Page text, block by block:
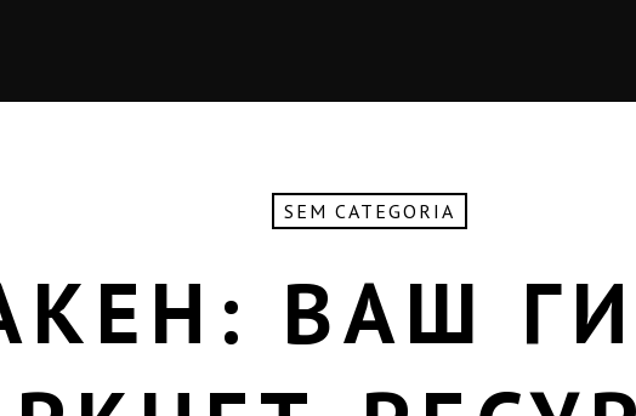
SEM CATEGORIA
ВАШ